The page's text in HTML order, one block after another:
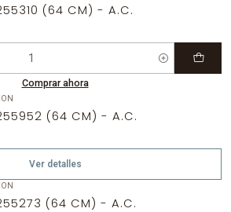
(64 CM) - A.C.
Comprar ahora
(64 CM) - A.C.
Ver detalles
(64 CM) - A.C.